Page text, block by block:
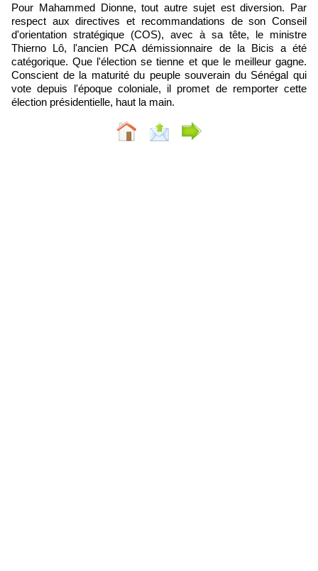
Pour Mahammed Dionne, tout autre sujet est diversion. Par
respect aux directives et recommandations de son Conseil
d'orientation stratégique (COS), avec à sa tête, le ministre
Thierno Lô, l'ancien PCA démissionnaire de la Bicis a été
catégorique. Que l'élection se tienne et que le meilleur gagne.
Conscient de la maturité du peuple souverain du Sénégal qui
vote depuis l'époque coloniale, il promet de remporter cette
élection présidentielle, haut la main.